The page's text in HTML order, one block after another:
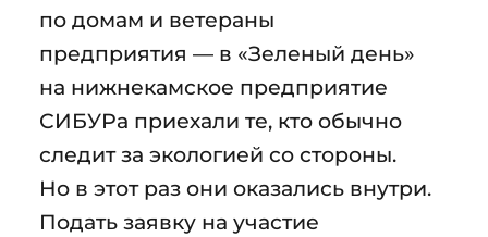
по домам и ветераны
предприятия — в «Зеленый день»
на нижнекамское предприятие
СИБУРа приехали те, кто обычно
следит за экологией со стороны.
Но в этот раз они оказались внутри.
Подать заявку на участие